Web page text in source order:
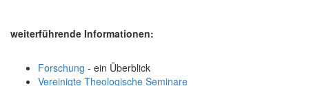
weiterführende Informationen:
Forschung - ein Überblick
Vereinigte Theologische Seminare